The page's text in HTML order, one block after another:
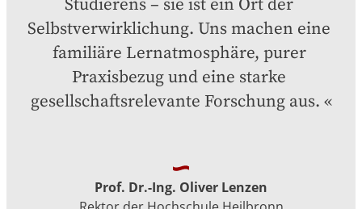
Studierens – sie ist ein Ort der
Selbstverwirklichung. Uns machen eine
familiäre Lernatmosphäre, purer
Praxisbezug und eine starke
gesellschaftsrelevante Forschung aus.
Prof. Dr.-Ing. Oliver Lenzen